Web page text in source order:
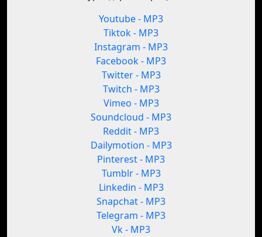
Youtube - MP3
Tiktok - MP3
Instagram - MP3
Facebook - MP3
Twitter - MP3
Twitch - MP3
Vimeo - MP3
Soundcloud - MP3
Reddit - MP3
Dailymotion - MP3
Pinterest - MP3
Tumblr - MP3
Linkedin - MP3
Snapchat - MP3
Telegram - MP3
Vk - MP3